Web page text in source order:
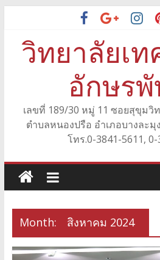
contentวิทยาลัยเ
อักษร
เลขที่ 189/30 หมู่ 11 ซอยสุขุมวิ
ตำบลหนองปรือ อำเภอบางละมุ
โทร.0-3841-5611,
Month: สิงหาคม 2024